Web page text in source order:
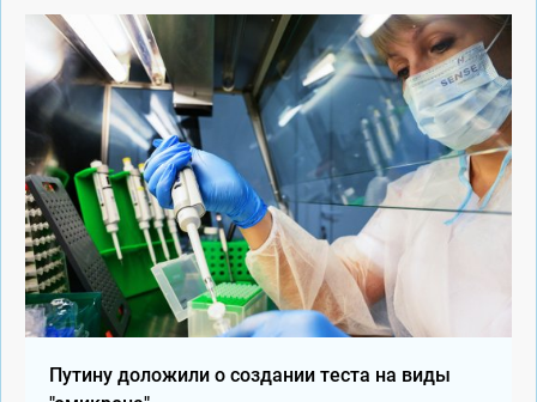
Путину доложили о создании теста на виды